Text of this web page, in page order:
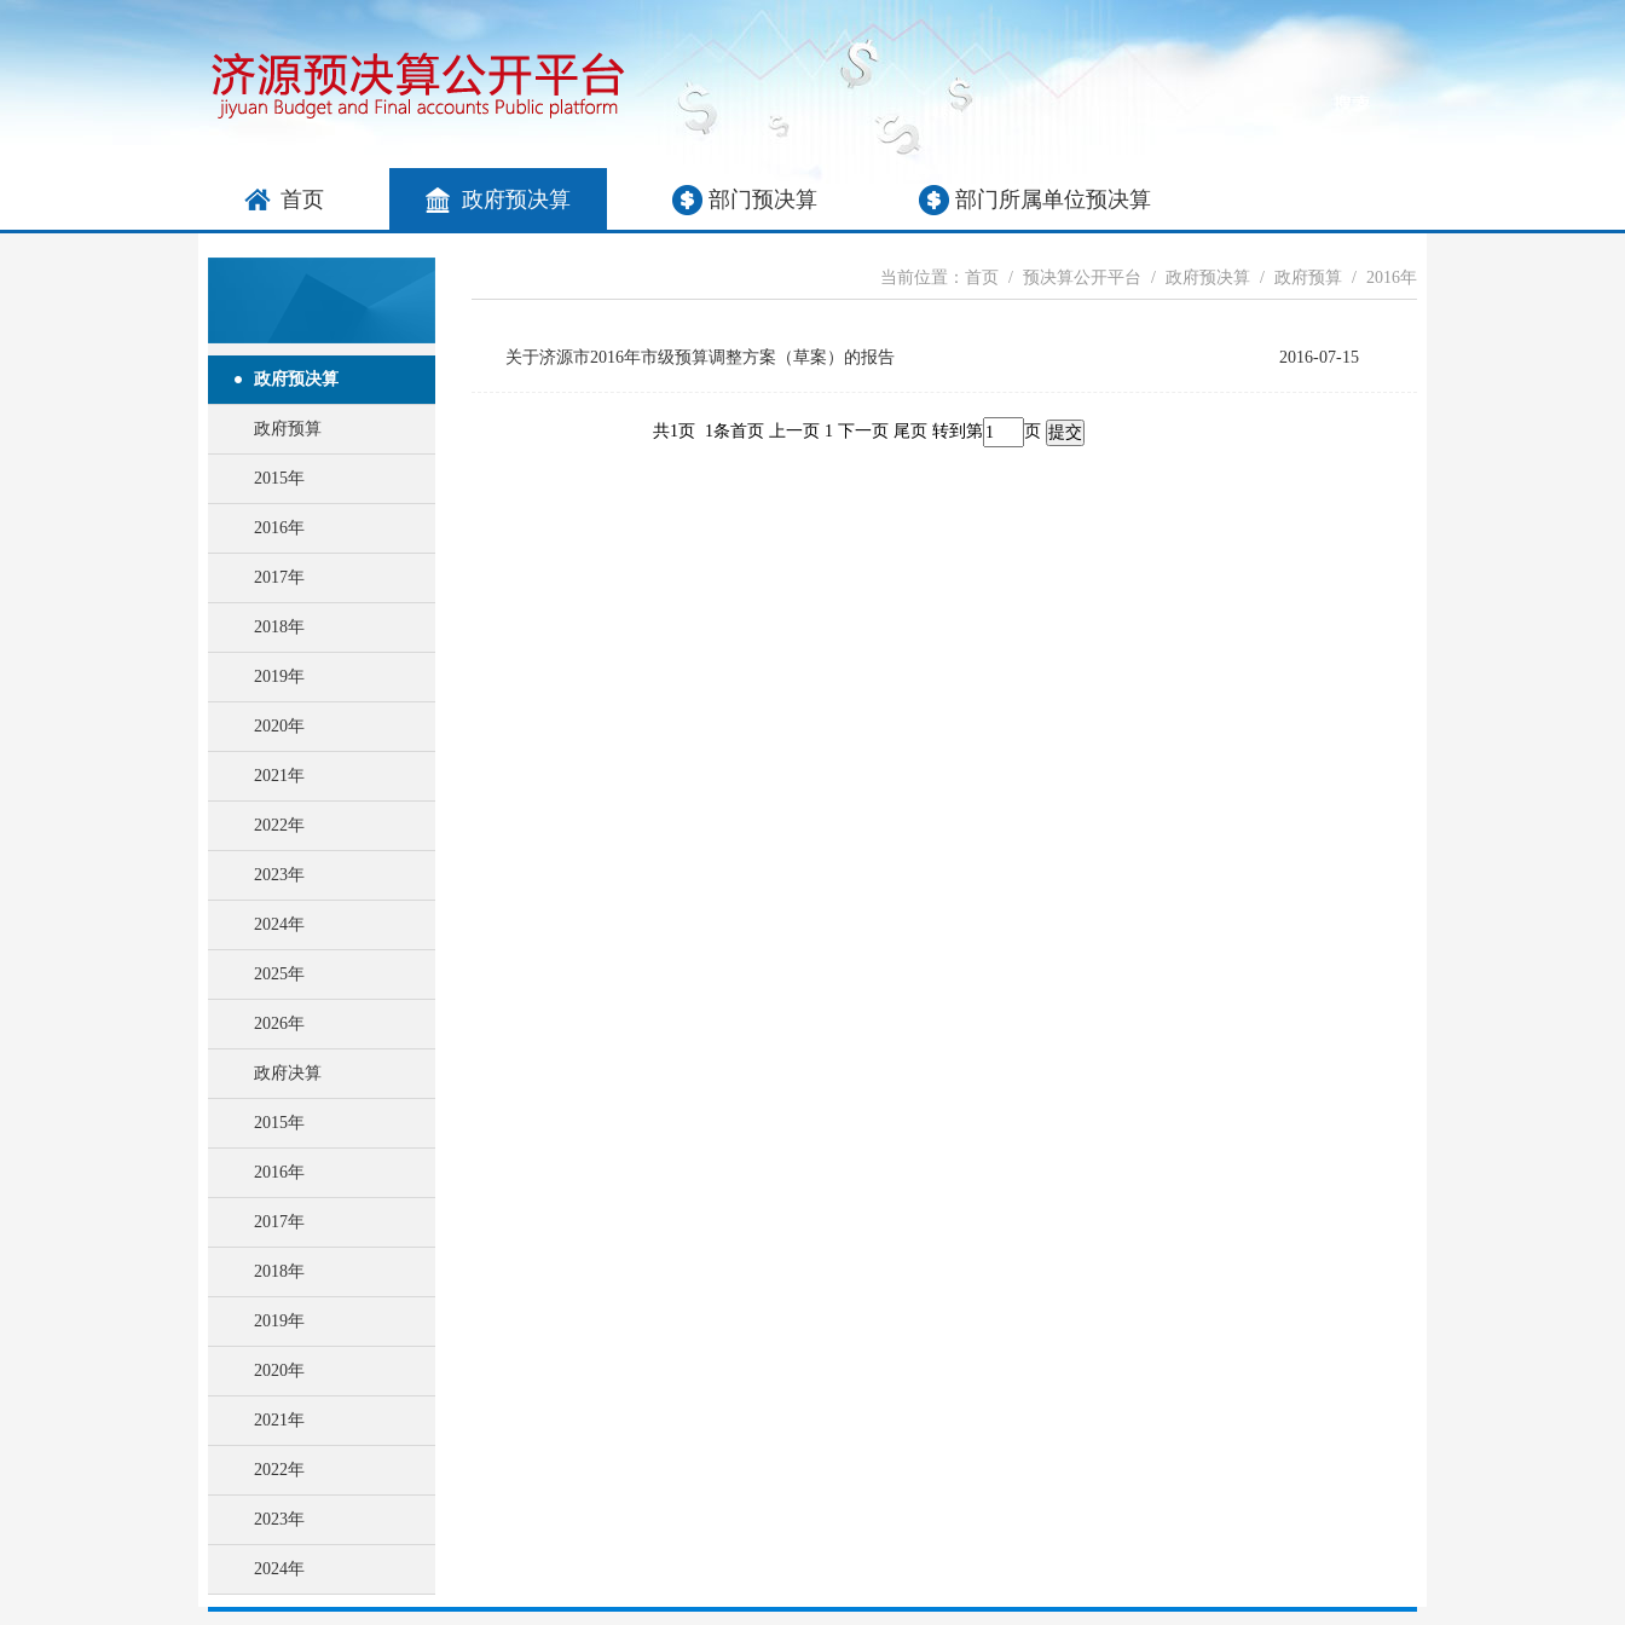
首页 政府预决算 部门预决算 部门所属单位预决算
政府预决算
政府预算
2015年
2016年
2017年
2018年
2019年
2020年
2021年
2022年
2023年
2024年
2025年
2026年
政府决算
2015年
2016年
2017年
2018年
2019年
2020年
2021年
2022年
2023年
2024年
当前位置： 首页 / 预决算公开平台 / 政府预决算 / 政府预算 / 2016年
2016-07-15
关于济源市2016年市级预算调整方案（草案）的报告
共1页 1条首页 上一页 1 下一页 尾页 转到第 页